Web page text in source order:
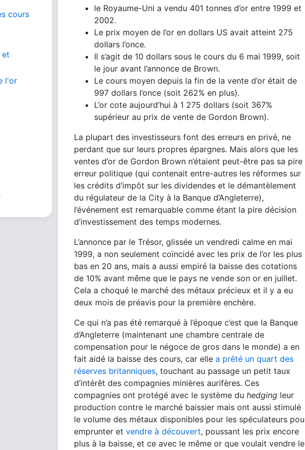
cours
et
l'or
le Royaume-Uni a vendu 401 tonnes d’or entre 1999 et
2002.
Le prix moyen de l’or en dollars US avait atteint 275
dollars l’once.
Il s’agit de 10 dollars sous le cours du 6 mai 1999, soit
le jour avant l’annonce de Brown.
Le cours moyen depuis la fin de la vente d’or était de
997 dollars l’once (soit 262% en plus).
L’or cote aujourd’hui à 1 275 dollars (soit 367%
supérieur au prix de vente de Gordon Brown).
La plupart des investisseurs font des erreurs en privé, ne
perdant que sur leurs propres épargnes. Mais alors que les
ventes d’or de Gordon Brown n’étaient peut-être pas sa pire
erreur politique (qui contenait entre-autres les réformes sur
les crédits d’impôt sur les dividendes et le démantèlement
du régulateur de la City à la Banque d’Angleterre),
l’événement est remarquable comme étant la pire décision
d’investissement des temps modernes.
L’annonce par le Trésor, glissée un vendredi calme en mai
1999, a non seulement coïncidé avec les prix de l’or les plus
bas en 20 ans, mais a aussi empiré la baisse des cotations
de 10% avant même que le pays ne vende son or en juillet.
Cela a choqué le marché des métaux précieux et il y a eu
deux mois de préavis pour la première enchère.
Ce qui n’a pas été remarqué à l’époque c’est que la Banque
d’Angleterre (maintenant une chambre centrale de
compensation pour le négoce de gros dans le monde) a en
fait aidé la baisse des cours, car elle a prêté un quart des
réserves britanniques, touchant au passage un petit taux
d’intérêt des compagnies minières aurifères. Ces
compagnies ont protégé avec le système du hedging leur
production contre le marché baissier mais ont aussi stimulé
le volume des métaux disponibles pour les spéculateurs
emprunter et vendre à découvert, poussant les prix encore
plus à la baisse, et ce avec le même or que voulait vendre le